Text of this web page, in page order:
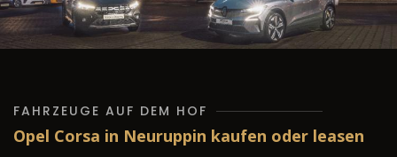
FAHRZEUGE AUF DEM HOF
Opel Corsa in Neuruppin kaufen oder leasen